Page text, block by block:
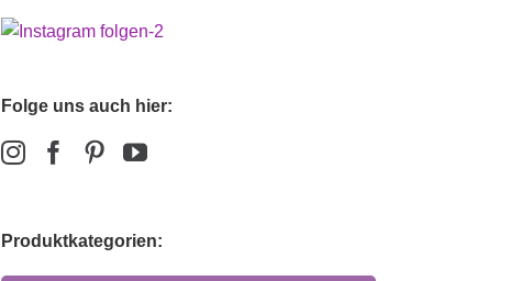
Folge uns auch hier:
Produktkategorien: